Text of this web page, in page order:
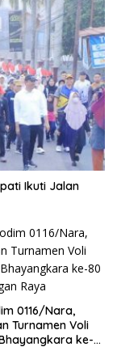
Ikuti Jalan
0116/Nara,
Turnamen Voli
ke-